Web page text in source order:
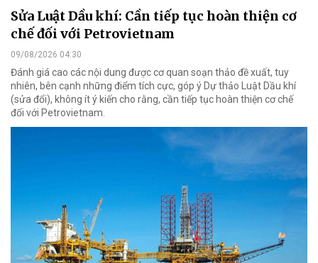
Sửa Luật Dầu khí: Cần tiếp tục hoàn thiện cơ
chế đối với Petrovietnam
09/08/2026 04:30
Đánh giá cao các nội dung được cơ quan soạn thảo đề xuất, tuy
nhiên, bên cạnh những điểm tích cực, góp ý Dự thảo Luật Dầu khí
(sửa đổi), không ít ý kiến cho rằng, cần tiếp tục hoàn thiện cơ chế
đối với Petrovietnam.